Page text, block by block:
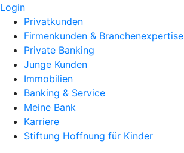
Login
Privatkunden
Firmenkunden & Branchenexpertise
Private Banking
Junge Kunden
Immobilien
Banking & Service
Meine Bank
Karriere
Stiftung Hoffnung für Kinder